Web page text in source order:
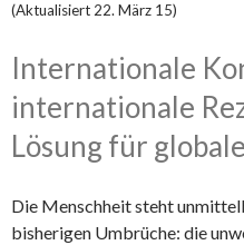
(Aktualisiert 22. März 15)
Internationale
internationale
Lösung für
Die Menschheit steht
bisherigen Umbrüche: die